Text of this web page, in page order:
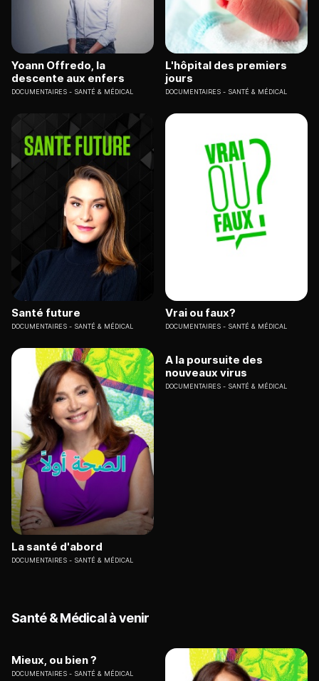
Yoann Offredo, la
descente aux enfers
DOCUMENTAIRES SANTÉ & MÉDICAL
L'hôpital des premiers
jours
DOCUMENTAIRES SANTÉ & MÉDICAL
Santé future
DOCUMENTAIRES SANTÉ & MÉDICAL
Vrai ou faux?
DOCUMENTAIRES SANTÉ & MÉDICAL
La santé d'abord
DOCUMENTAIRES SANTÉ & MÉDICAL
A la poursuite des
nouveaux virus
DOCUMENTAIRES SANTÉ & MÉDICAL
Santé & Médical à venir
Mieux, ou bien ?
DOCUMENTAIRES SANTÉ & MÉDICAL